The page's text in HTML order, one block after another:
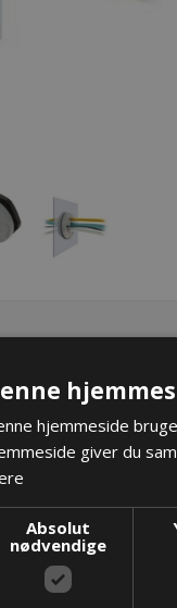
DOKUMENTER
- grå
hjemmeside
giver du
Absolut
nødvendige